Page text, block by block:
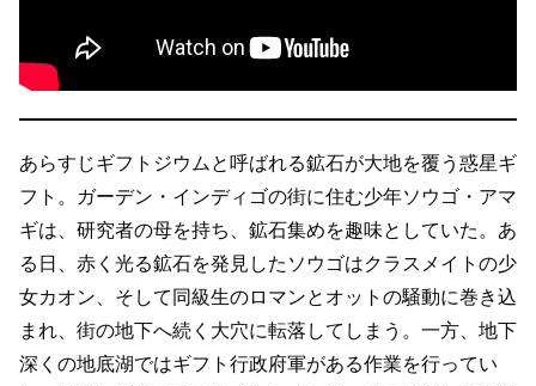
あらすじギフトジウムと呼ばれる鉱石が大地を覆う惑星ギ
フト。ガーデン・インディゴの街に住む少年ソウゴ・アマ
ギは、研究者の母を持ち、鉱石集めを趣味としていた。あ
る日、赤く光る鉱石を発見したソウゴはクラスメイトの少
女カオン、そして同級生のロマンとオットの騒動に巻き込
まれ、街の地下へ続く大穴に転落してしまう。一方、地下
深くの地底湖ではギフト行政府軍がある作業を行ってい